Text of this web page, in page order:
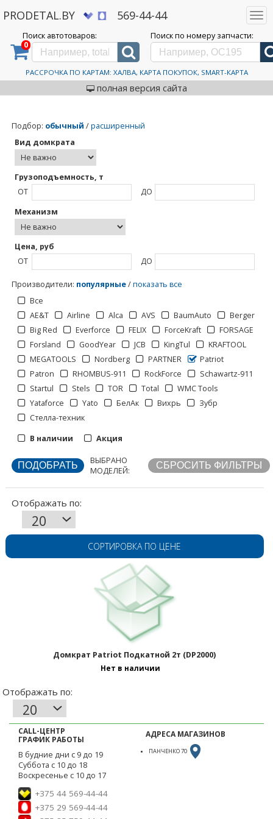
PRODETAL.BY 569-44-44
Поиск автотоваров:
0
Поиск по номеру запчасти:
РАССРОЧКА ПО КАРТАМ: ХАЛВА, КАРТА ПОКУПОК, SMART-КАРТА
полная версия сайта
Дискаунтер автозапчастей PRODETAL.BY > Каталог автотоваров > Patriot
Patriot
Подбор: обычный /расширенный
Вид домкрата
Грузоподъемность, т
ОТ
ДО
Механизм
Цена, руб
ОТ
ДО
Производители: популярные/показать все
Все
AE&T
Airline Alca AVS BaumAuto
Berger
Big Red
Everforce FELIX ForceKraft
FORSAGE
Forsland
GoodYear JCB KingTul
KRAFTOOL
MEGATOOLS
Nordberg PARTNER
Patriot
Patron
RHOMBUS-911 RockForce
Schawartz-911
Startul
Stels TOR Total
WMC Tools
Yataforce
Yato БелАк Вихрь
Зубр
Стелла-техник
В наличии
Акция
ВЫБРАНО
МОДЕЛЕЙ:
Отображать по:
СОРТИРОВКА ПО ЦЕНЕ
Домкрат Patriot Подкатной 2т (DP2000)
Нет в наличии
CALL-ЦЕНТР
ГРАФИК РАБОТЫ
В будние дни с 9 до 19
Суббота с 10 до 18
Воскресенье с 10 до 17
+375 44 569-44-44
+375 29 569-44-44
АДРЕСА МАГАЗИНОВ
ПАНЧЕНКО 70